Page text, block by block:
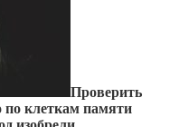
Проверить
клеткам памяти